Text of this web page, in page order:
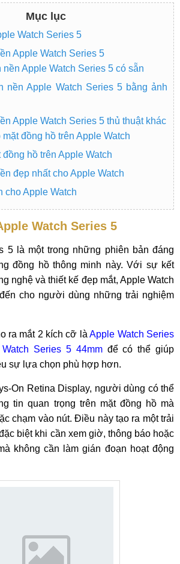
Mục lục
Watch Series 5
Apple Watch Series 5
Apple Watch Series 5 có sẵn
nền Apple Watch Series 5 bằng ảnh
Apple Watch Series 5 thủ thuật khác
đồng hồ trên Apple Watch
hồ trên Apple Watch
đẹp nhất cho Apple Watch
cho Apple Watch
Watch Series 5
5 là một trong những phiên bản đáng
đồng hồ thông minh này. Với sự kết
nghệ và thiết kế đẹp mắt, Apple Watch
cho người dùng những trải nghiệm
ra mắt 2 kích cỡ làApple Watch Series
Series 5 44mmđể có thể giúp
sự lựa chọn phù hợp hơn.
On Retina Display, người dùng có thể
tin quan trọng trên mặt đồng hồ mà
chạm vào nút. Điều này tạo ra một trải
biệt khi cần xem giờ, thông báo hoặc
không cần làm gián đoạn hoạt động